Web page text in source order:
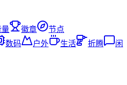
徽章
节点
数码 户外 生活 折腾
闲